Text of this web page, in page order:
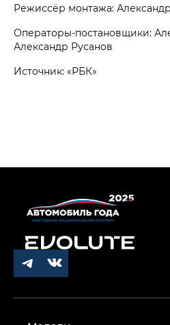
Режиссёр монтажа:
Операторы-постановщики:
Александр Русанов
Источник: «РБК»